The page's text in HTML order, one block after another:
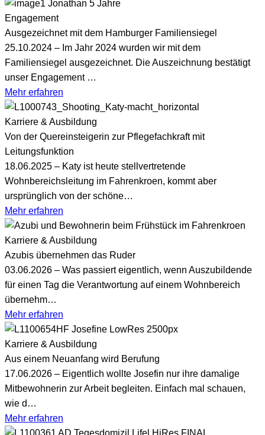
Engagement
Ausgezeichnet mit dem Hamburger Familiensiegel
25.10.2024 – Im Jahr 2024 wurden wir mit dem
Familiensiegel ausgezeichnet. Die Auszeichnung bestätigt
unser Engagement …
Mehr erfahren
Karriere & Ausbildung
Von der Quereinsteigerin zur Pflegefachkraft mit
Leitungsfunktion
18.06.2025 – Katy ist heute stellvertretende
Wohnbereichsleitung im Fahrenkroen, kommt aber
ursprünglich von der schöne…
Mehr erfahren
Karriere & Ausbildung
Azubis übernehmen das Ruder
03.06.2026 – Was passiert eigentlich, wenn Auszubildende
für einen Tag die Verantwortung auf einem Wohnbereich
übernehm…
Mehr erfahren
Karriere & Ausbildung
Aus einem Neuanfang wird Berufung
17.06.2026 – Eigentlich wollte Josefin nur ihre damalige
Mitbewohnerin zur Arbeit begleiten. Einfach mal schauen,
wie d…
Mehr erfahren